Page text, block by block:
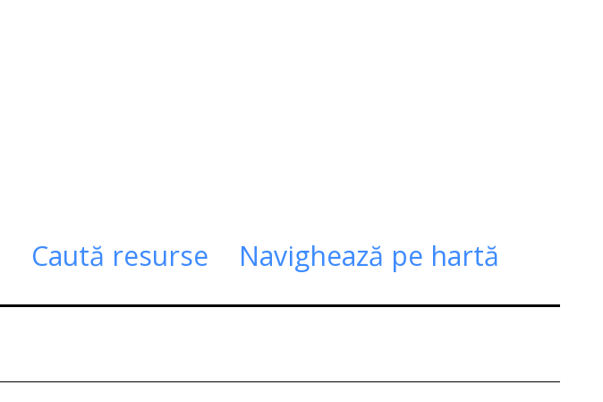
Caută resurse Navighează pe hartă